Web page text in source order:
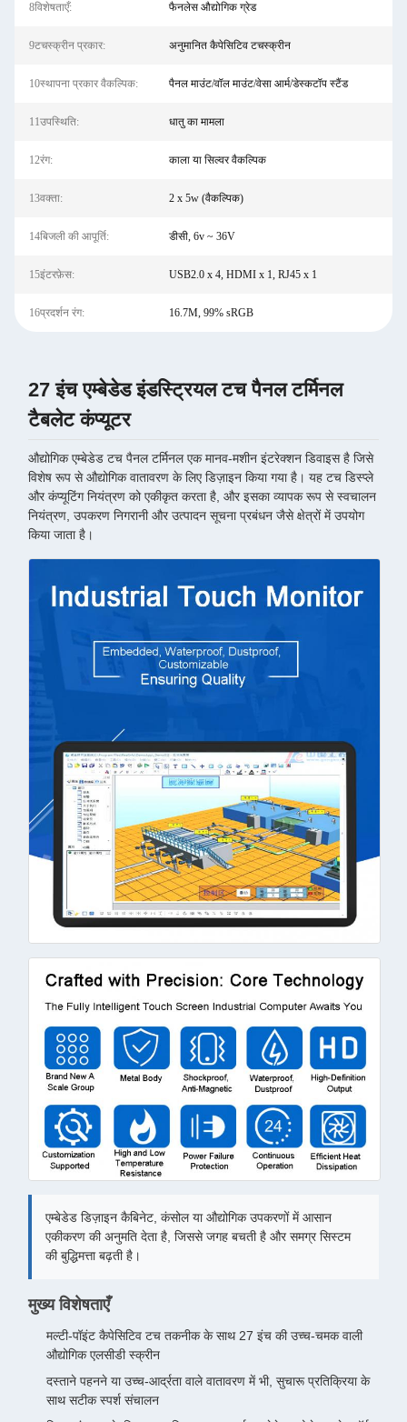
8विशेषताएँ: फैनलेस औद्योगिक ग्रेड
9टचस्क्रीन प्रकार: अनुमानित कैपेसिटिव टचस्क्रीन
10स्थापना प्रकार वैकल्पिक: पैनल माउंट/वॉल माउंट/वेसा आर्म/डेस्कटॉप स्टैंड
11उपस्थिति: धातु का मामला
12रंग: काला या सिल्वर वैकल्पिक
13वक्ता: 2 x 5w (वैकल्पिक)
14बिजली की आपूर्ति: डीसी, 6v ~ 36V
15इंटरफ़ेस: USB2.0 x 4, HDMI x 1, RJ45 x 1
16प्रदर्शन रंग: 16.7M, 99% sRGB
27 इंच एम्बेडेड इंडस्ट्रियल टच पैनल टर्मिनल
टैबलेट कंप्यूटर
औद्योगिक एम्बेडेड टच पैनल टर्मिनल एक मानव-मशीन इंटरेक्शन डिवाइस है जिसे
विशेष रूप से औद्योगिक वातावरण के लिए डिज़ाइन किया गया है। यह टच डिस्प्ले
और कंप्यूटिंग नियंत्रण को एकीकृत करता है, और इसका व्यापक रूप से स्वचालन
नियंत्रण, उपकरण निगरानी और उत्पादन सूचना प्रबंधन जैसे क्षेत्रों में उपयोग
किया जाता है।
एम्बेडेड डिज़ाइन कैबिनेट, कंसोल या औद्योगिक उपकरणों में आसान
एकीकरण की अनुमति देता है, जिससे जगह बचती है और समग्र सिस्टम
की बुद्धिमत्ता बढ़ती है।
मुख्य विशेषताएँ
मल्टी-पॉइंट कैपेसिटिव टच तकनीक के साथ 27 इंच की उच्च-चमक वाली
औद्योगिक एलसीडी स्क्रीन
दस्ताने पहनने या उच्च-आर्द्रता वाले वातावरण में भी, सुचारू प्रतिक्रिया के
साथ सटीक स्पर्श संचालन